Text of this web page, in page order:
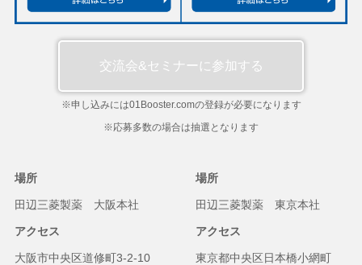
交流会&セミナーに参加する
※申し込みには01Booster.comの登録が必要になります
※応募多数の場合は抽選となります
場所
田辺三菱製薬 大阪本社
アクセス
大阪市中央区道修町3-2-10
場所
田辺三菱製薬 東京本社
アクセス
東京都中央区日本橋小網町